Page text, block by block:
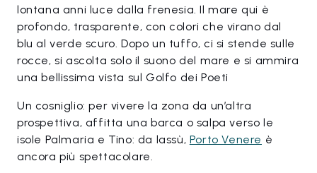
lontana anni luce dalla frenesia. Il mare qui è
profondo, trasparente, con colori che virano dal
blu al verde scuro. Dopo un tuffo, ci si stende sulle
rocce, si ascolta solo il suono del mare e si ammira
una bellissima vista sul Golfo dei Poeti
Un cosniglio: per vivere la zona da un’altra
prospettiva, affitta una barca o salpa verso le
isole Palmaria e Tino: da lassù, Porto Venere è
ancora più spettacolare.